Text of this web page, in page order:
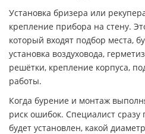
Установка бризера или
крепление прибора на стену.
который входят подбор места,
установка воздуховода,
решётки, крепление корпуса,
работы.
Когда бурение и монтаж
риск ошибок. Специалист
будет установлен, какой